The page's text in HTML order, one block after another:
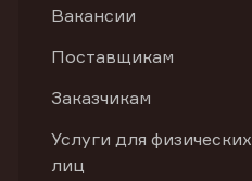
Вакансии
Поставщикам
Заказчикам
Услуги для физических
лиц